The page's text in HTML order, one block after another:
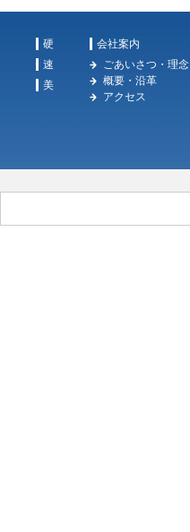
硬
速
美
会社案内
ごあいさつ・理念
概要・沿革
アクセス